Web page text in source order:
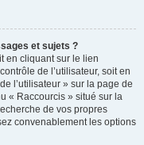
et sujets ?
en cliquant sur le lien
de l’utilisateur, soit en
l’utilisateur » sur la page de
« Raccourcis » situé sur la
de vos propres
convenablement les options